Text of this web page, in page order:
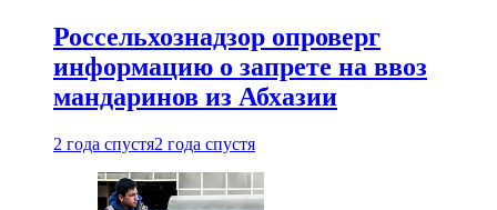
Россельхознадзор опроверг
информацию о запрете на ввоз
мандаринов из Абхазии
2 года спустя2 года спустя